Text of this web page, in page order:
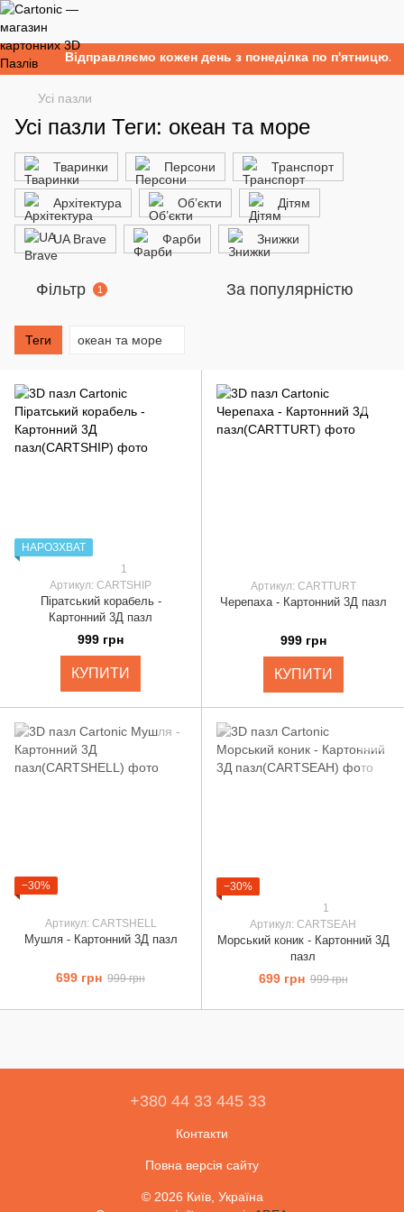
Відправляємо кожен день з понеділка по п'ятницю.
Усі пазли
Усі пазли Теги: океан та море
Тваринки Персони Транспорт
Архітектура Об’єкти Дітям
UA Brave Фарби Знижки
Фільтр 1 За популярністю
Теги океан та море
НАРОЗХВАТ
1
Артикул: CARTSHIP
Піратський корабель -
Картонний 3Д пазл
999 грн
КУПИТИ
Артикул: CARTTURT
Черепаха - Картонний 3Д пазл
999 грн
КУПИТИ
−30%
Артикул: CARTSHELL
Мушля - Картонний 3Д пазл
699 грн 999 грн
−30%
1
Артикул: CARTSEAH
Морський коник - Картонний 3Д
пазл
699 грн 999 грн
+380 44 33 445 33
Контакти
Повна версія сайту
© 2026 Київ, Україна